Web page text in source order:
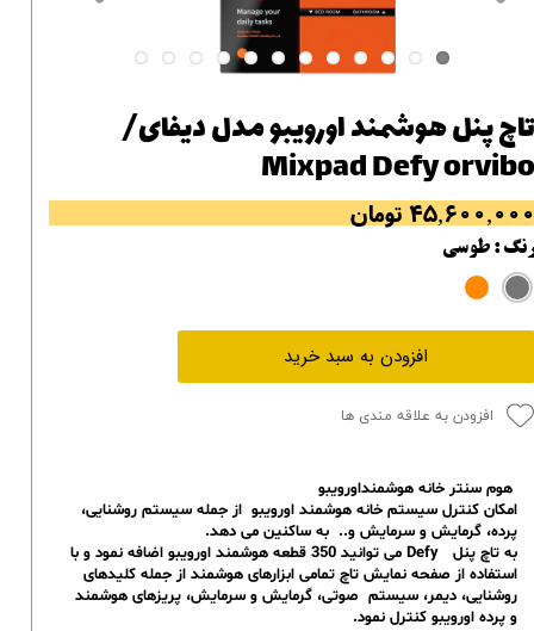
تاچ پنل هوشمند اورویبو مدل دیفای/
Mixpad Defy orvibo
۴۵,۶۰۰,۰۰۰ تومان
رنگ: طوسی
افزودن به سبد خرید
افزودن به علاقه مندی ها
هوم سنتر خانه هوشمنداورویبو
امکان کنترل سیستم خانه هوشمند اورویبو از جمله سیستم روشنایی،
پرده، گرمایش و سرمایش و.. به ساکنین می دهد.
به تاچ پنل Defy می توانید 350 قطعه هوشمند اورویبو اضافه نمود و با
استفاده از صفحه نمایش تاچ تمامی ابزارهای هوشمند از جمله کلیدهای
روشنایی، دیمر، سیستم صوتی، گرمایش و سرمایش، پریزهای هوشمند
و پرده اورویبو کنترل نمود.